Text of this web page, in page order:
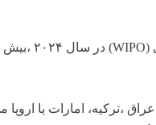
(WIPO)
،ترکیه، امارات یا